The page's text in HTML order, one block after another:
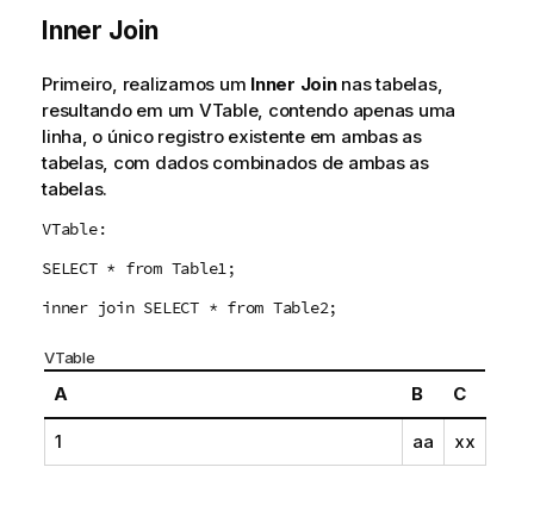
Inner Join
Primeiro, realizamos um Inner Joinnas tabelas,
resultando em um VTable, contendo apenas uma
linha, o único registro existente em ambas as
tabelas, com dados combinados de ambas as
tabelas.
VTable:
SELECT * from Table1;
inner join SELECT * from Table2;
VTable
A B C
1 aa xx